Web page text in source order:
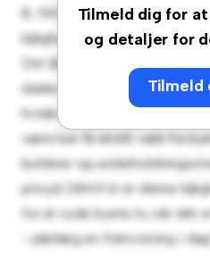
Tilmeld dig for
og detaljer for
Tilmeld
8, 9400 Nørresundby! Denne
lejlighed tilbyder et stilfuldt
Det åbne koncept er perfekt
slanke køkken er udstyret
hvidevarer. Med sin
være kun få skridt væk fra
butikker og
pris på 3.844 kr er denne
for at nyde byens liv, når det
- planlæg en fremvisning i